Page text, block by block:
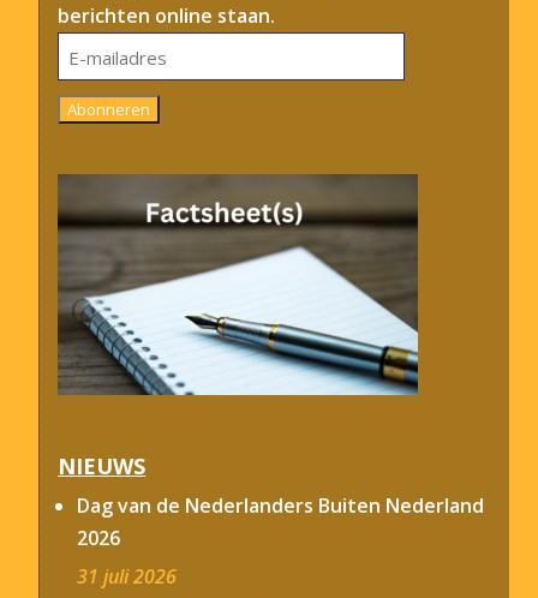
berichten online staan.
E-
mailadres
Abonneren
NIEUWS
Dag van de Nederlanders Buiten Nederland
2026
31 juli 2026